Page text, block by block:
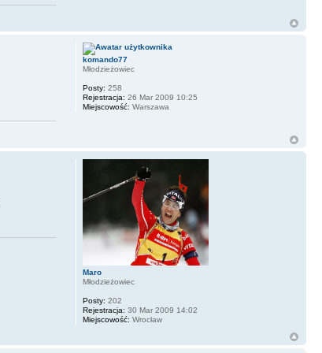
komando77
Młodzieżowiec
Posty: 258
Rejestracja: 26 Mar 2009 10:25
Miejscowość: Warszawa
Maro
Młodzieżowiec
Posty: 202
Rejestracja: 30 Mar 2009 14:02
Miejscowość: Wrocław